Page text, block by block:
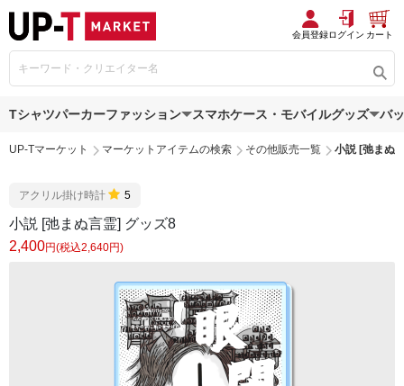
会員登録ログイン カート
Tシャツパーカーファッション スマホケース・モバイルグッズ バ
UP-Tマーケット マーケットアイテムの検索 その他販売一覧 小説 [弛まぬ
アクリル掛け時計 5
小説 [弛まぬ言霊] グッズ8
2,400円(税込2,640円)